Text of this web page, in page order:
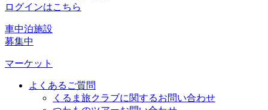
ログインはこちら
車中泊施設
募集中
マーケット
よくあるご質問
くるま旅クラブに関するお問い合わせ